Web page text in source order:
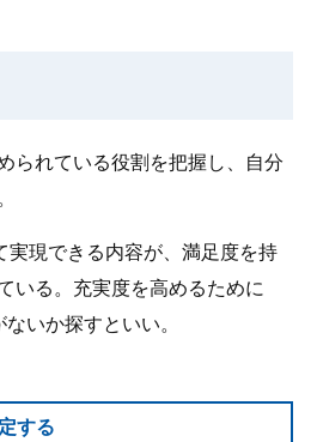
られている役割を把握し、自分
現できる内容が、満足度を持
いる。充実度を高めるために
いか探すといい。
する